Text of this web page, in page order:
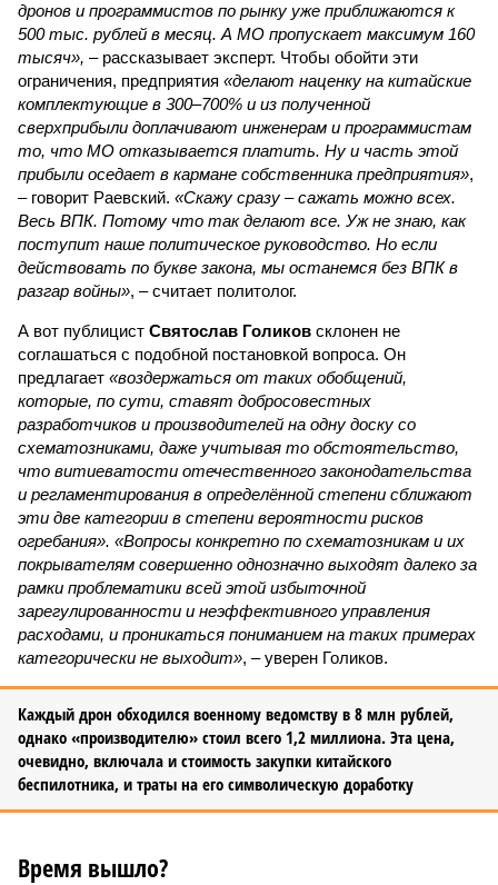
дронов и программистов по рынку уже приближаются к
500 тыс. рублей в месяц. А МО пропускает максимум 160
тысяч», – рассказывает эксперт. Чтобы обойти эти
ограничения, предприятия «делают наценку на китайские
комплектующие в 300–700% и из полученной
сверхприбыли доплачивают инженерам и программистам
то, что МО отказывается платить. Ну и часть этой
прибыли оседает в кармане собственника предприятия»,
– говорит Раевский. «Скажу сразу – сажать можно всех.
Весь ВПК. Потому что так делают все. Уж не знаю, как
поступит наше политическое руководство. Но если
действовать по букве закона, мы останемся без ВПК в
разгар войны», – считает политолог.
А вот публицист Святослав Голиков склонен не
соглашаться с подобной постановкой вопроса. Он
предлагает «воздержаться от таких обобщений,
которые, по сути, ставят добросовестных
разработчиков и производителей на одну доску со
схематозниками, даже учитывая то обстоятельство,
что витиеватости отечественного законодательства
и регламентирования в определённой степени сближают
эти две категории в степени вероятности рисков
огребания». «Вопросы конкретно по схематозникам и их
покрывателям совершенно однозначно выходят далеко за
рамки проблематики всей этой избыточной
зарегулированности и неэффективного управления
расходами, и проникаться пониманием на таких примерах
категорически не выходит», – уверен Голиков.
Каждый дрон обходился военному ведомству в 8 млн рублей,
однако «производителю» стоил всего 1,2 миллиона. Эта цена,
очевидно, включала и стоимость закупки китайского
беспилотника, и траты на его символическую доработку
Время вышло?